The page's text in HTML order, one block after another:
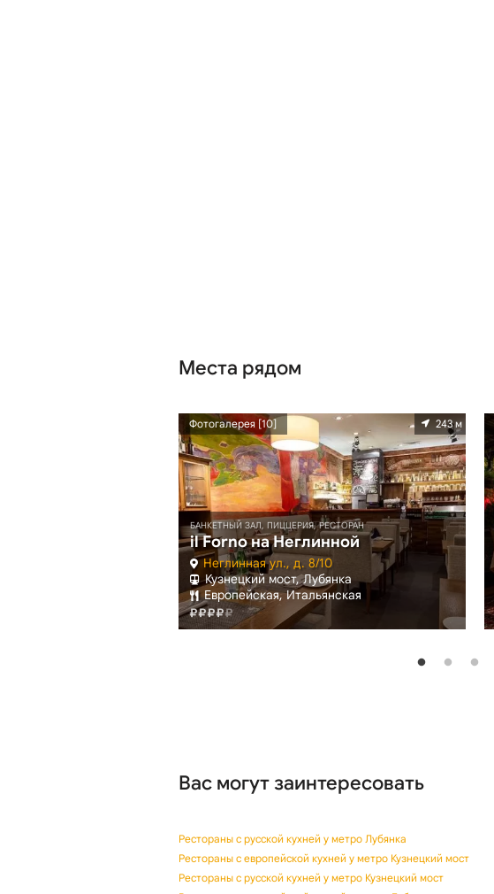
Места рядом
Фотогалерея [10] 243 м
БАНКЕТНЫЙ ЗАЛ, ПИЦЦЕРИЯ, РЕСТОРАН
il Forno на Неглинной
Неглинная ул., д. 8/10
Кузнецкий мост, Лубянка
Европейская, Итальянская
Вас могут заинтересовать
Рестораны с русской кухней у метро Лубянка
Рестораны с европейской кухней у метро Кузнецкий мост
Рестораны с русской кухней у метро Кузнецкий мост